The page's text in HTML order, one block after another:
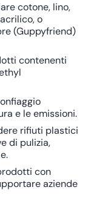
cotone, lino,
o
(Guppyfriend)
contenenti
e le emissioni.
rifiuti plastici
di pulizia,
.
con
aziende